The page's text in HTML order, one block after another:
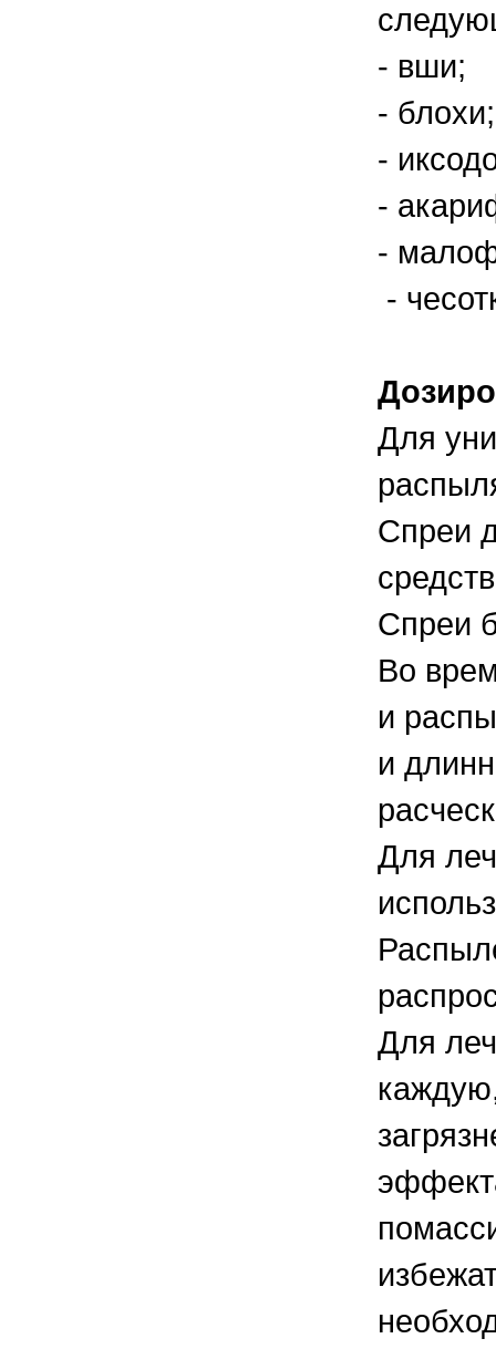
- вши;
- блохи;
-
-
-
-
Для
Спреи
Спреи
Во
и
и
Для
Для